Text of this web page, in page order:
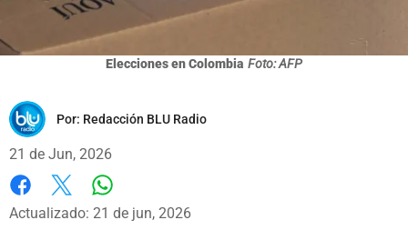
Elecciones en Colombia Foto: AFP
Por: Redacción BLU Radio
21 de Jun, 2026
Facebook
X
Actualizado: 21 de jun, 2026